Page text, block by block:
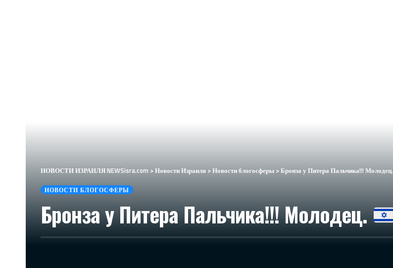
НОВОСТИ ИЗРАИЛЯ NEWSisra.com >Новости Израиля >Новости блогосферы >Бронза у Питера Пальчика!!! Молодец.
НОВОСТИ БЛОГОСФЕРЫ
Бронза у Питера Пальчика!!! Молодец.